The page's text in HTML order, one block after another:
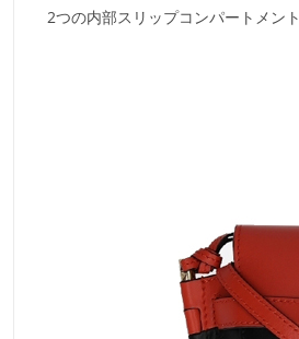
2つの内部スリップコンパートメント